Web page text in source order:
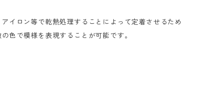
イロン等で乾熱処理することによって定着させるため
色で模様を表現することが可能です。